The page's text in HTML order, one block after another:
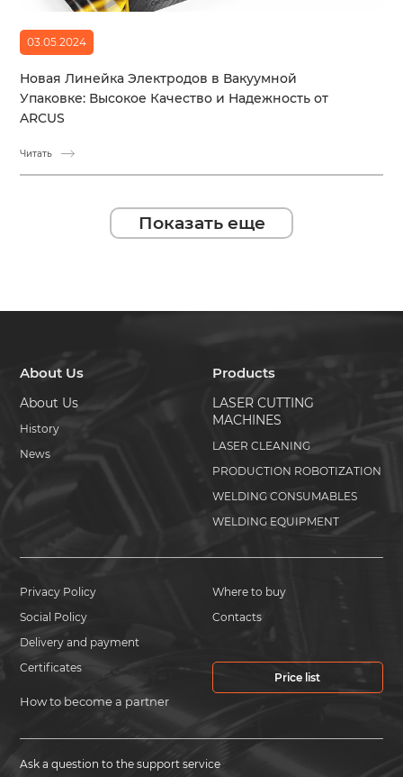
03.05.2024
Новая Линейка Электродов в Вакуумной
Упаковке: Высокое Качество и Надежность от
ARCUS
Читать
Показать еще
About Us
About Us
History
News
Products
LASER CUTTING
MACHINES
LASER CLEANING
PRODUCTION ROBOTIZATION
WELDING CONSUMABLES
WELDING EQUIPMENT
Privacy Policy
Social Policy
Delivery and payment
Certificates
How to become a partner
Where to buy
Contacts
Price list
Ask a question to the support service